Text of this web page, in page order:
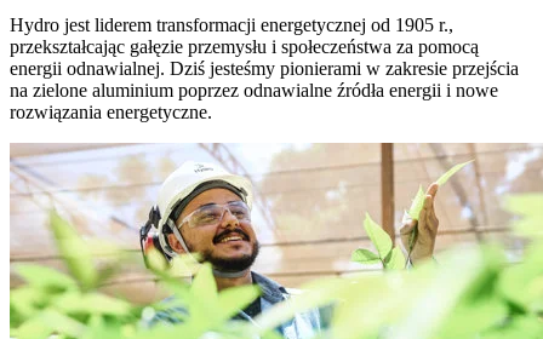
Hydro jest liderem transformacji energetycznej od 1905 r.,
przekształcając gałęzie przemysłu i społeczeństwa za pomocą
energii odnawialnej. Dziś jesteśmy pionierami w zakresie przejścia
na zielone aluminium poprzez odnawialne źródła energii i nowe
rozwiązania energetyczne.